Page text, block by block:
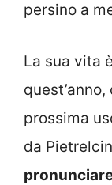
persino a
La sua vita
prossima
da